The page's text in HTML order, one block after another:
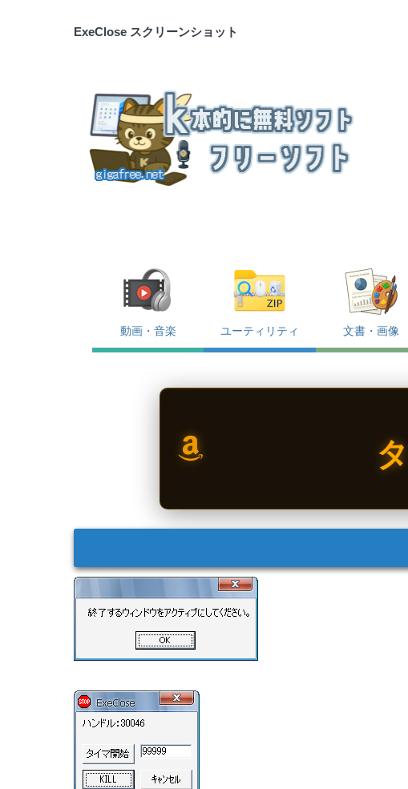
ExeClose スクリーンショット
動画・音楽 ユーティリティ 文書・画像